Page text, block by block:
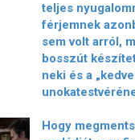
teljes
férjemnek
sem volt arról,
bosszút
neki és a
Hogy